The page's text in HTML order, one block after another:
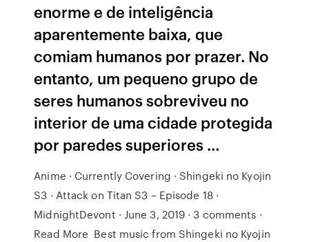
enorme e de inteligência
aparentemente baixa, que
comiam humanos por prazer. No
entanto, um pequeno grupo de
seres humanos sobreviveu no
interior de uma cidade protegida
por paredes superiores …
Anime · Currently Covering · Shingeki no Kyojin
S3 · Attack on Titan S3 – Episode 18 ·
MidnightDevont · June 3, 2019 · 3 comments ·
Read More Best music from Shingeki no Kyojin